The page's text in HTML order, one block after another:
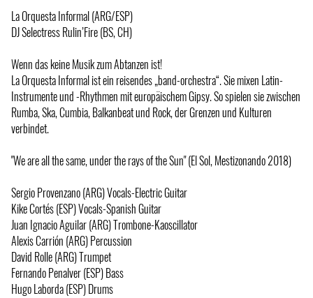
La Orquesta Informal (ARG/ESP)
DJ Selectress Rulin’Fire (BS, CH)
Wenn das keine Musik zum Abtanzen ist!
La Orquesta Informal ist ein reisendes „band-orchestra“. Sie mixen Latin-
Instrumente und -Rhythmen mit europäischem Gipsy. So spielen sie zwischen
Rumba, Ska, Cumbia, Balkanbeat und Rock, der Grenzen und Kulturen
verbindet.
"We are all the same, under the rays of the Sun" (El Sol, Mestizonando 2018)
Sergio Provenzano (ARG) Vocals-Electric Guitar
Kike Cortés (ESP) Vocals-Spanish Guitar
Juan Ignacio Aguilar (ARG) Trombone-Kaoscillator
Alexis Carrión (ARG) Percussion
David Rolle (ARG) Trumpet
Fernando Penalver (ESP) Bass
Hugo Laborda (ESP) Drums